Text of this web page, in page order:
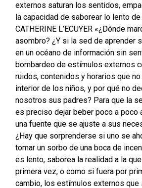
externos saturan los sentidos,
la capacidad de saborear lo lento
CATHERINE L’ECUYER «¿Dónde
asombro? ¿Y si la sed de aprender
en un océano de información sin
bombardeo de estímulos externos
ruidos, contenidos y horarios que
interior de los niños, y por qué no
nosotros sus padres? Para que la
es preciso dejar beber poco a poco
una fuente que se ajuste a sus
¿Hay que sorprenderse si uno se
tomar un sorbo de una boca de
es lento, saborea la realidad a la
primera vez, o como si fuera por
cambio, los estímulos externos que